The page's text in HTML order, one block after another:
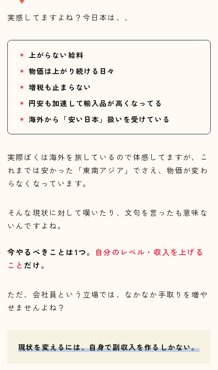
実感してますよね？今日本は、、
上がらない給料
物価は上がり続ける日々
増税も止まらない
円安も加速して輸入品が高くなってる
海外から「安い日本」扱いを受けている
実際ぼくは海外を旅しているので体感してますが、こ
れまでは安かった「東南アジア」でさえ、物価が変わ
らなくなっています。
そんな現状に対して嘆いたり、文句を言ったも意味な
いんですよね。
今やるべきことは1つ。
自分のレベル・収入を上げる
こと だけ。
ただ、会社員という立場では、なかなか手取りを増や
せませんよね？
現状を変えるには、自身で副収入を作るしかない。